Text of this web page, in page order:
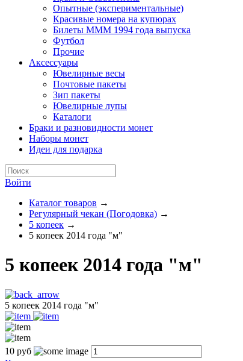
Опытные (экспериментальные)
Красивые номера на купюрах
Билеты МММ 1994 года выпуска
Футбол
Прочие
Аксессуары
Ювелирные весы
Почтовые пакеты
Зип пакеты
Ювелирные лупы
Каталоги
Браки и разновидности монет
Наборы монет
Идеи для подарка
Войти
Каталог товаров →
Регулярный чекан (Погодовка) →
5 копеек →
5 копеек 2014 года "м"
5 копеек 2014 года "м"
5 копеек 2014 года "м"
10 руб